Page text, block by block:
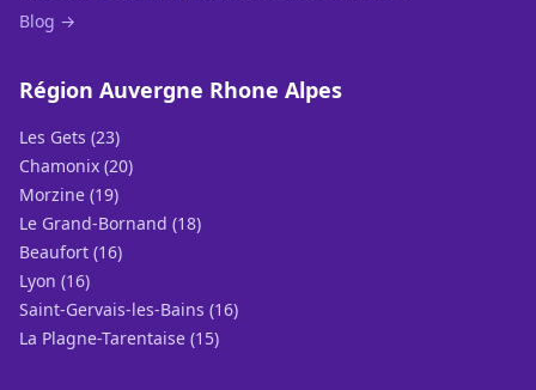
Blog →
Région Auvergne Rhone Alpes
Les Gets (23)
Chamonix (20)
Morzine (19)
Le Grand-Bornand (18)
Beaufort (16)
Lyon (16)
Saint-Gervais-les-Bains (16)
La Plagne-Tarentaise (15)